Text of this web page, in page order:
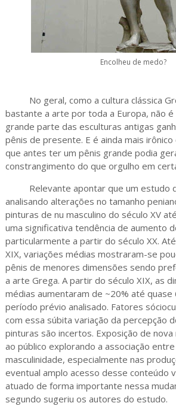
Encolheu de medo?
No geral, como a cultura clássica
bastante a arte por toda a Europa, não
grande parte das esculturas antigas
pênis de presente. E é ainda mais
que antes ter um pênis grande podia
constrangimento do que orgulho em
Relevante apontar que um estudo
analisando alterações no tamanho
pinturas de nu masculino do século XV
uma significativa tendência de aumento
particularmente a partir do século XX.
XIX, variações médias mostraram-se
pênis de menores dimensões sendo
a arte Grega. A partir do século XIX, as
médias aumentaram de ~20% até quase
período prévio analisado. Fatores
com essa súbita variação da percepção
pinturas são incertos. Exposição de nova
ao público explorando a associação
masculinidade, especialmente nas
eventual amplo acesso desse conteúdo
atuado de forma importante nessa
segundo sugeriu os autores do estudo.